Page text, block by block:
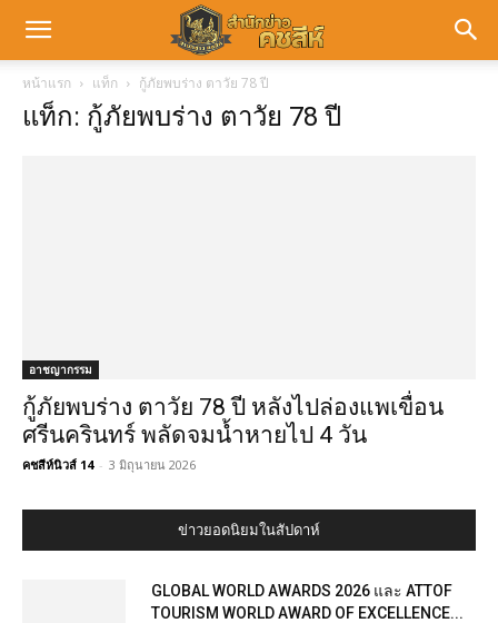
หน้าแรก แท็ก กู้ภัยพบร่าง ตาวัย 78 ปี
แท็ก: กู้ภัยพบร่าง ตาวัย 78 ปี
อาชญากรรม
กู้ภัยพบร่าง ตาวัย 78 ปี หลังไปล่องแพเขื่อน
ศรีนครินทร์ พลัดจมน้ำหายไป 4 วัน
คชสีห์นิวส์ 14 - 3 มิถุนายน 2026
ข่าวยอดนิยมในสัปดาห์
GLOBAL WORLD AWARDS 2026 และ ATTOF
TOURISM WORLD AWARD OF EXCELLENCE...